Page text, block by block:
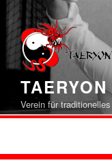
Zum
Inhalt
springen
Verein für